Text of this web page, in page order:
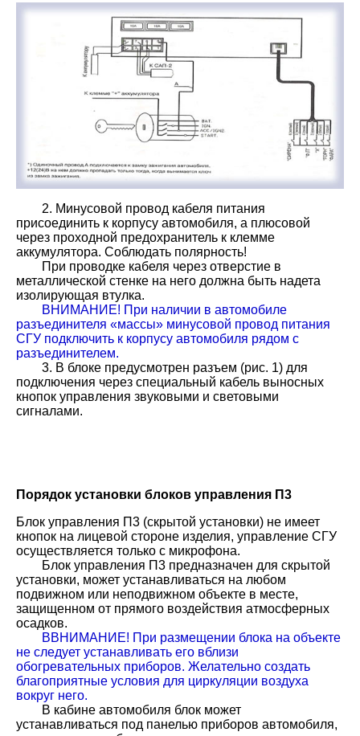
2. Минусовой провод кабеля питания
присоединить к корпусу автомобиля, а плюсовой
через проходной предохранитель к клемме
аккумулятора. Соблюдать полярность!
При проводке кабеля через отверстие в
металлической стенке на него должна быть надета
изолирующая втулка.
ВНИМАНИЕ! При наличии в автомобиле
разъединителя «массы» минусовой провод питания
СГУ подключить к корпусу автомобиля рядом с
разъединителем.
3. В блоке предусмотрен разъем (рис. 1) для
подключения через специальный кабель выносных
кнопок управления звуковыми и световыми
сигналами.
Порядок установки блоков управления П3
Блок управления П3 (скрытой установки) не имеет
кнопок на лицевой стороне изделия, управление СГУ
осуществляется только с микрофона.
Блок управления П3 предназначен для скрытой
установки, может устанавливаться на любом
подвижном или неподвижном объекте в месте,
защищенном от прямого воздействия атмосферных
осадков.
ВВНИМАНИЕ! При размещении блока на объекте
не следует устанавливать его вблизи
обогревательных приборов. Желательно создать
благоприятные условия для циркуляции воздуха
вокруг него.
В кабине автомобиля блок может
устанавливаться под панелью приборов автомобиля,